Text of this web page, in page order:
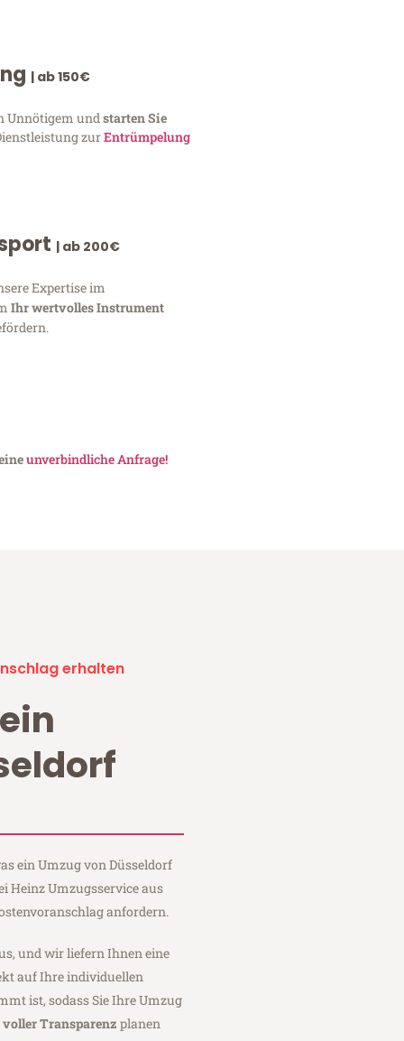
| ab 150€
Unnötigem undstarten Sie
zurEntrümpelung
| ab 200€
Expertise im
Ihr wertvolles Instrument
unverbindliche Anfrage!
erhalten
ein Umzug von Düsseldorf
Heinz Umzugsservice aus
anfordern.
und wir liefern Ihnen eine
auf Ihre individuellen
ist, sodass Sie Ihre Umzug
voller Transparenz planen